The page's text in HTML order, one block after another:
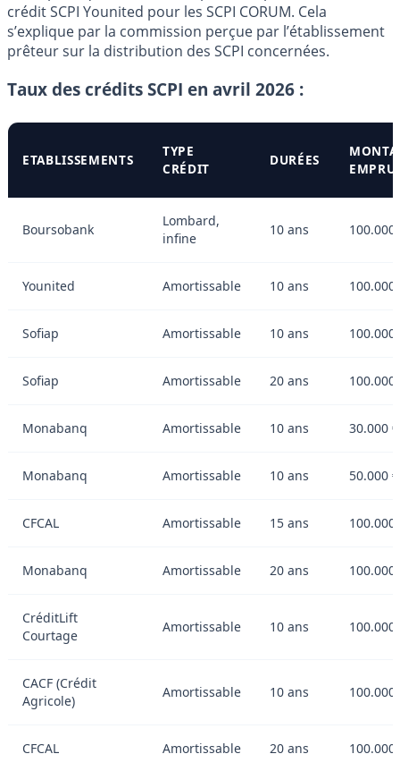
crédit SCPI Younited pour les SCPI CORUM. Cela
s’explique par la commission perçue par l’établissement
prêteur sur la distribution des SCPI concernées.
Taux des crédits SCPI en avril 2026 :
ETABLISSEMENTS
TYPE
CRÉDIT
DURÉES
Boursobank
Lombard,
infine
10 ans 100.000
Younited Amortissable 10 ans 100.000
Sofiap Amortissable 10 ans 100.000
Sofiap Amortissable 20 ans 100.000
Monabanq Amortissable 10 ans 30.000 €
Monabanq Amortissable 10 ans 50.000 €
CFCAL Amortissable 15 ans 100.000
Monabanq Amortissable 20 ans 100.000
CréditLift
Courtage
Amortissable 10 ans
CACF (Crédit
Agricole)
Amortissable 10 ans
CFCAL Amortissable 20 ans 100.000